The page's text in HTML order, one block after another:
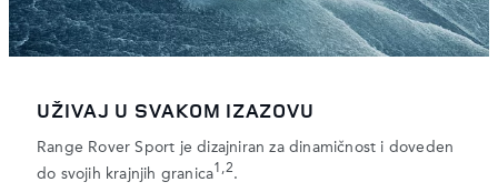
UŽIVAJ U SVAKOM IZAZOVU
Range Rover Sport je dizajniran za dinamičnost i doveden
do svojih krajnjih granica1,2.